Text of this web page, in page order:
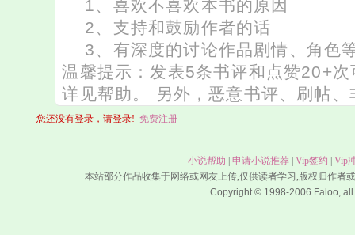
您还没有登录，请登录! 免费注册
小说帮助 | 申请小说推荐 | Vip签约 | Vip
本站部分作品收集于网络或网友上传,仅供读者学习,版权归作者
Copyright © 1998-2006 Faloo,